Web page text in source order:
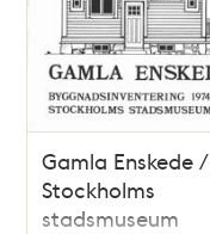
Gamla Enskede /
Stockholms
stadsmuseum